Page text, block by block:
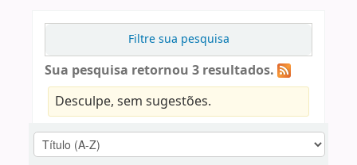
Filtre sua pesquisa
Sua pesquisa retornou 3 resultados.
Desculpe, sem sugestões.